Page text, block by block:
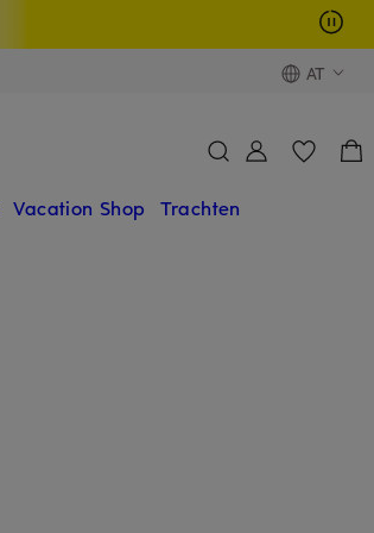
AT
Vacation Shop Trachten